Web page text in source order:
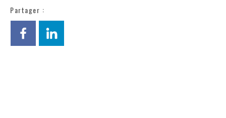
Partager :